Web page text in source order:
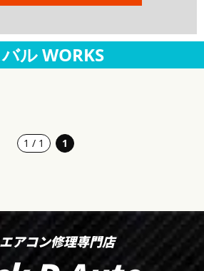
ル WORKS
1 / 1 1
アコン修理専門店